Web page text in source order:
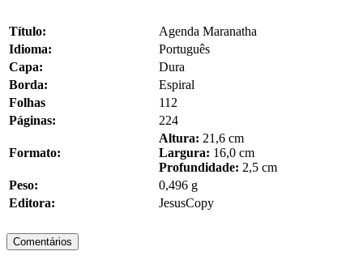
Título:
Agenda Maranatha
Idioma:
Português
Capa:
Dura
Borda:
Espiral
Folhas
112
Páginas:
224
Formato:
Altura: 21,6 cm
Largura: 16,0 cm
Profundidade: 2,5 cm
Peso:
0,496 g
Editora:
JesusCopy
Comentários